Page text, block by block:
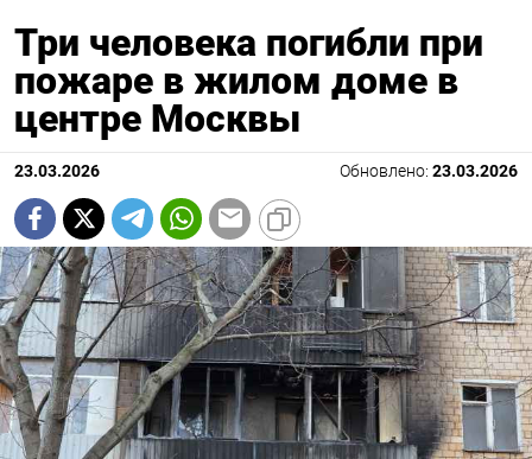
Три человека погибли при
пожаре в жилом доме в
центре Москвы
23.03.2026 Обновлено: 23.03.2026